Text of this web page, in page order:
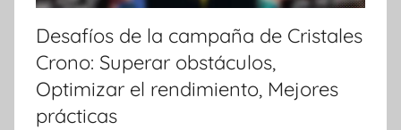
Desafíos de la campaña de Cristales
Crono: Superar obstáculos,
Optimizar el rendimiento, Mejores
prácticas